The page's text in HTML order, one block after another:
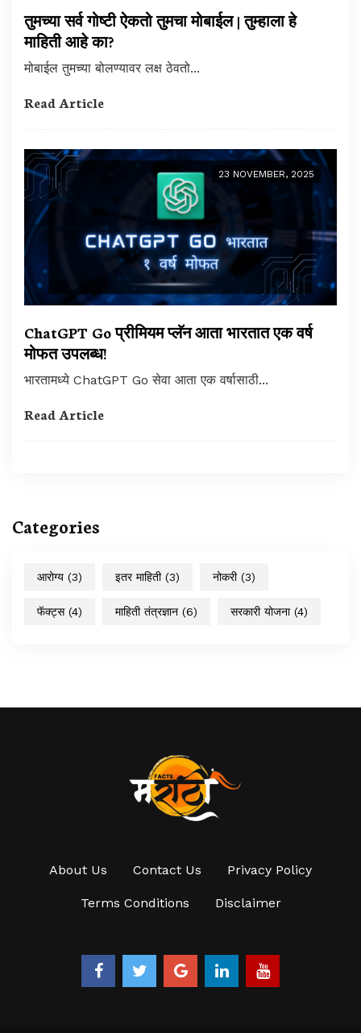
तुमच्या सर्व गोष्टी ऐकतो तुमचा मोबाईल | तुम्हाला हे
माहिती आहे का?
मोबाईल तुमच्या बोलण्यावर लक्ष ठेवतो...
Read Article
23 NOVEMBER, 2025
ChatGPT Go प्रीमियम प्लॅन आता भारतात एक वर्ष
मोफत उपलब्ध!
भारतामध्ये ChatGPT Go सेवा आता एक वर्षासाठी...
Read Article
Categories
आरोग्य (3) इतर माहिती(3) नोकरी(3)
फॅक्ट्स(4) माहिती तंत्रज्ञान (6) सरकारी योजना(4)
About Us Contact Us Privacy Policy
Terms Conditions Disclaimer